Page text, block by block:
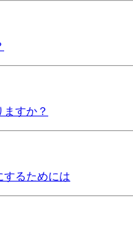
すか？
するためには